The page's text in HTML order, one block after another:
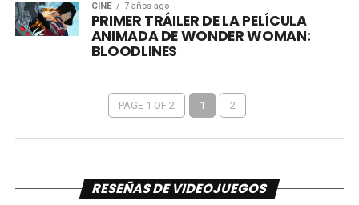
CINE 7 años ago
PRIMER TRÁILER DE LA PELÍCULA
ANIMADA DE WONDER WOMAN:
BLOODLINES
PAGE 1 OF 2 1 2
RESEÑAS DE VIDEOJUEGOS